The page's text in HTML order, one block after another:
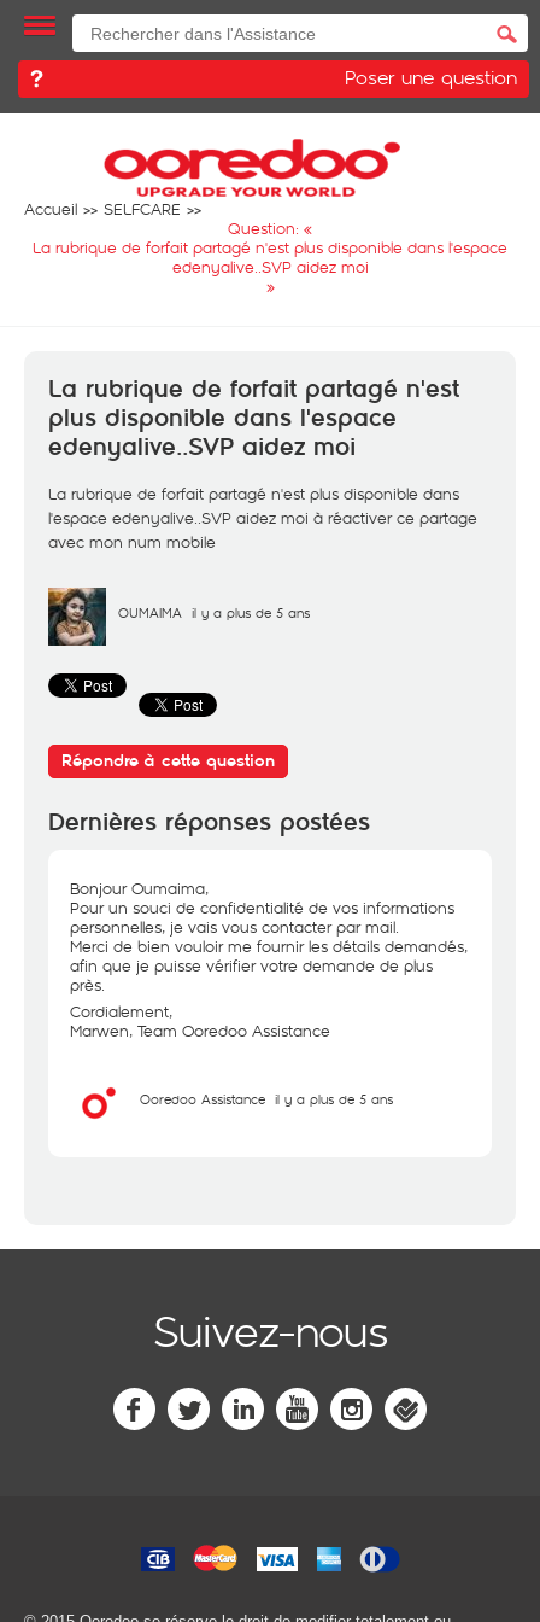
Poser une question
Accueil
SELFCARE
Question: «
La rubrique de forfait partagé n'est plus disponible dans l'espace
edenyalive..SVP aidez moi
»
La rubrique de forfait partagé n'est
plus disponible dans l'espace
edenyalive..SVP aidez moi
La rubrique de forfait partagé n'est plus disponible dans
l'espace edenyalive..SVP aidez moi à réactiver ce partage
avec mon num mobile
OUMAIMA il y a plus de 5 ans
Répondre à cette question
Dernières réponses postées
Bonjour Oumaima,
Pour un souci de confidentialité de vos informations
personnelles, je vais vous contacter par mail.
Merci de bien vouloir me fournir les détails demandés,
afin que je puisse vérifier votre demande de plus
près.
Cordialement,
Marwen, Team Ooredoo Assistance
Ooredoo Assistance il y a plus de 5 ans
Suivez-nous